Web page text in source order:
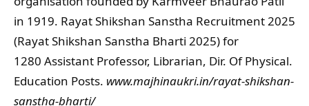
in 1919. Rayat Shikshan Sanstha Recruitment 2025
(Rayat Shikshan Sanstha Bharti 2025) for
1280 Assistant Professor, Librarian, Dir. Of Physical.
Education Posts. www.majhinaukri.in/rayat-shikshan-
sanstha-bharti/